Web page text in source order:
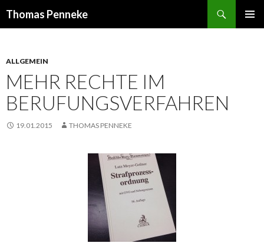
Thomas Penneke
ALLGEMEIN
MEHR RECHTE IM
BERUFUNGSVERFAHREN
19.01.2015 THOMAS PENNEKE